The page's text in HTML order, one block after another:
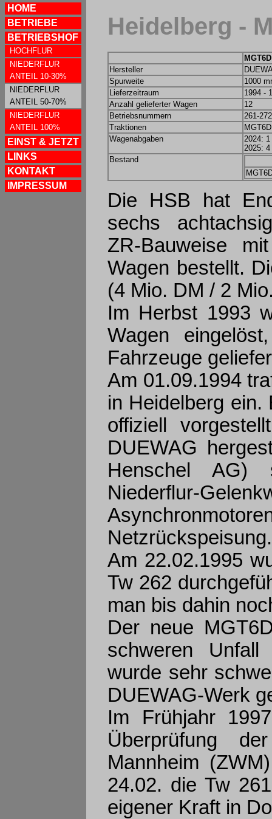
HOME
BETRIEBE
BETRIEBSHOF
HOCHFLUR
NIEDERFLUR
ANTEIL 10-30%
NIEDERFLUR
ANTEIL 50-70%
NIEDERFLUR
ANTEIL 100%
EINST & JETZT
LINKS
KONTAKT
IMPRESSUM
Heidelberg -
MGT6D
Hersteller
Spurweite
1000
Lieferzeitraum
1994 -
Anzahl gelieferter Wagen
12
Betriebsnummern
261-272
Traktionen
Wagenabgaben
2024: 1
2025: 4
Bestand
Die HSB hat
sechs
ZR-Bauweise
Wagen bestellt.
(4 Mio. DM / 2
Im Herbst 1993
Wagen
Fahrzeuge
Am 01.09.1994
in Heidelberg ein.
offiziell
DUEWAG
Henschel AG)
Niederflur-
Netzrückspeisung.
Am 22.02.1995
Tw 262
man bis dahin
Der neue
schweren
wurde sehr
DUEWAG-Werk
Im Frühjahr
Überprüfung
Mannheim
24.02. die Tw
eigener Kraft in